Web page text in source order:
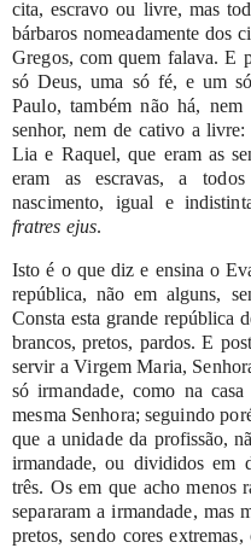
cita, escravo ou livre, mas
bárbaros nomeadamente dos
Gregos, com quem falava. E
só Deus, uma só fé, e um
Paulo, também nãohá, nem
senhor, nem de cativo a livre:
Lia e Raquel, que eram as
eram
as escravas, a todos
nascimento,
igual e
fratres ejus.
Isto é o que diz e ensina o
república, não em alguns,
Consta esta grande república
brancos, pretos, pardos. E
servir a Virgem Maria,
sóirmandade, como na casa
mesma Senhora; seguindo
que a unidade da profissão,
irmandade, ou divididos em
três. Os em que acho menos
separaram a irmandade, mas
pretos, sendo coresextremas,